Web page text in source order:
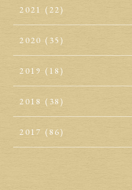
2021 (22)
2020 (35)
2019 (18)
2018 (38)
2017 (86)